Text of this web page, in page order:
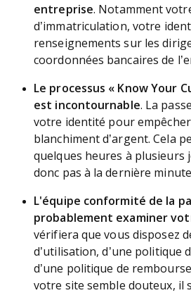
entreprise. Notamment
d’immatriculation, votre
renseignements sur les
coordonnées bancaires de
Le processus « Know Your
est incontournable. La
votre identité pour
blanchiment d’argent. Cela
quelques heures à plusieurs
donc pas à la dernière
L'équipe conformité de la
probablement examiner
vérifiera que vous disposez
d’utilisation, d’une politique
d’une politique de
votre site semble douteux, il